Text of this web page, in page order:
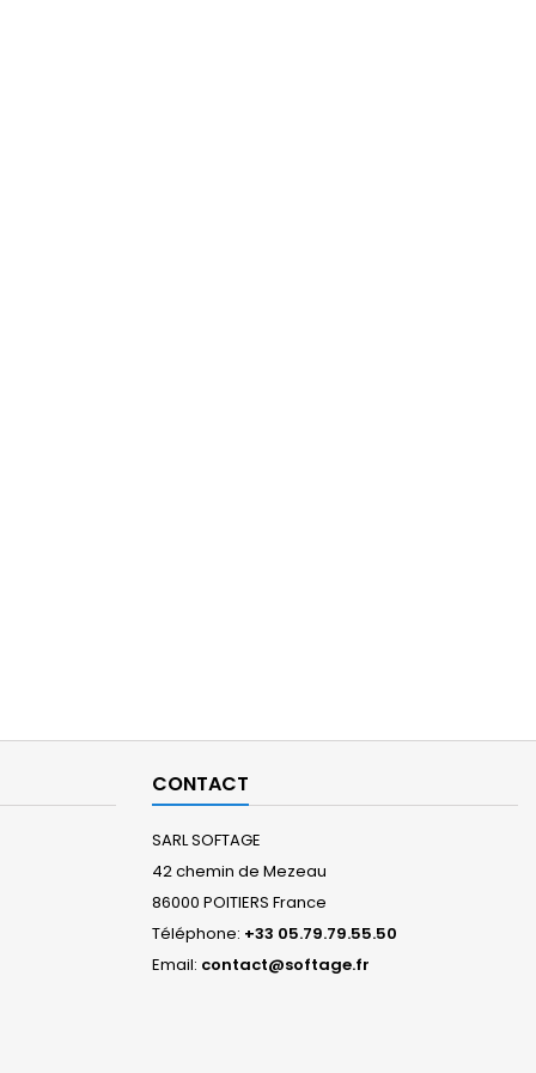
CONTACT
SARL SOFTAGE
42 chemin de Mezeau
86000 POITIERS France
Téléphone: +33 05.79.79.55.50
Email: contact@softage.fr